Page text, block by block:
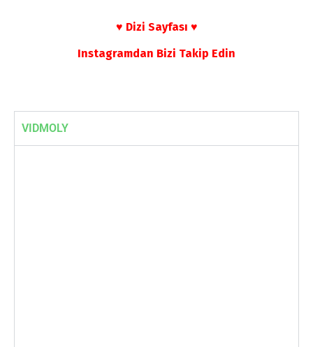
♥ Dizi Sayfası ♥
Instagramdan Bizi Takip Edin
VIDMOLY